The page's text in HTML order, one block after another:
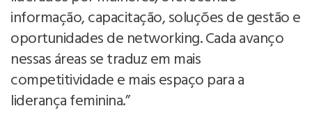
informação, capacitação, soluções de gestão e
oportunidades de networking. Cada avanço
nessas áreas se traduz em mais
competitividade e mais espaço para a
liderança feminina.”